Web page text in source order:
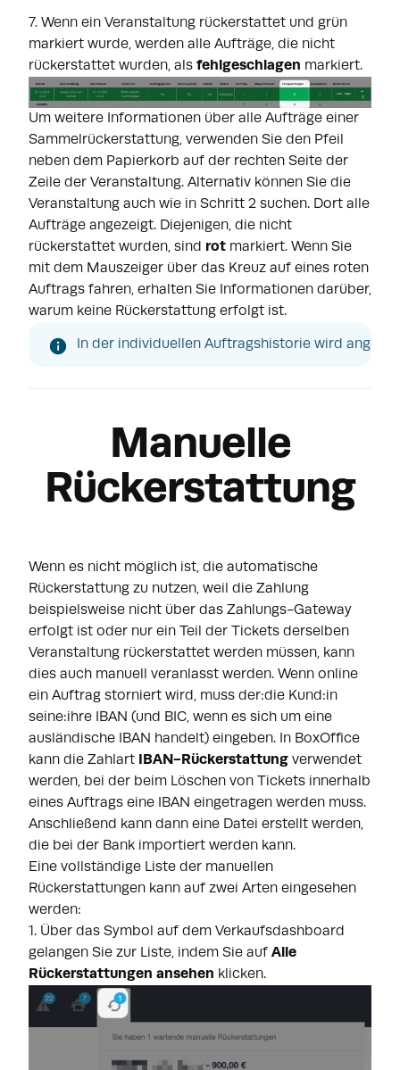
7. Wenn ein Veranstaltung rückerstattet und grün
markiert wurde, werden alle Aufträge, die nicht
rückerstattet wurden, als fehlgeschlagen markiert.
Um weitere Informationen über alle Aufträge einer
Sammelrückerstattung, verwenden Sie den Pfeil
neben dem Papierkorb auf der rechten Seite der
Zeile der Veranstaltung. Alternativ können Sie die
Veranstaltung auch wie in Schritt 2 suchen. Dort alle
Aufträge angezeigt. Diejenigen, die nicht
rückerstattet wurden, sind rot markiert. Wenn Sie
mit dem Mauszeiger über das Kreuz auf eines roten
Auftrags fahren, erhalten Sie Informationen darüber,
warum keine Rückerstattung erfolgt ist.
In der individuellen Auftragshistorie wird
Manuelle
Rückerstattung
Wenn es nicht möglich ist, die automatische
Rückerstattung zu nutzen, weil die Zahlung
beispielsweise nicht über das Zahlungs-Gateway
erfolgt ist oder nur ein Teil der Tickets derselben
Veranstaltung rückerstattet werden müssen, kann
dies auch manuell veranlasst werden. Wenn online
ein Auftrag storniert wird, muss der:die Kund:in
seine:ihre IBAN (und BIC, wenn es sich um eine
ausländische IBAN handelt) eingeben. In BoxOffice
kann die Zahlart
IBAN-Rückerstattung verwendet
werden, bei der beim Löschen von Tickets innerhalb
eines Auftrags eine IBAN eingetragen werden muss.
Anschließend kann dann eine Datei erstellt werden,
die bei der Bank importiert werden kann.
Eine vollständige Liste der manuellen
Rückerstattungen kann auf zwei Arten eingesehen
werden:
1. Über das Symbol auf dem Verkaufsdashboard
gelangen Sie zur Liste, indem Sie auf Alle
Rückerstattungen ansehen klicken.